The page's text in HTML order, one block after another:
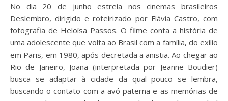
No dia 20 de junho estreia nos cinemas brasileiros
Deslembro, dirigido e roteirizado por Flávia Castro, com
fotografia de Heloísa Passos. O filme conta a história de
uma adolescente que volta ao Brasil com a família, do exílio
em Paris, em 1980, após decretada a anistia. Ao chegar ao
Rio de Janeiro, Joana (interpretada por Jeanne Boudier)
busca se adaptar à cidade da qual pouco se lembra,
buscando o contato com a avó paterna e as memórias de